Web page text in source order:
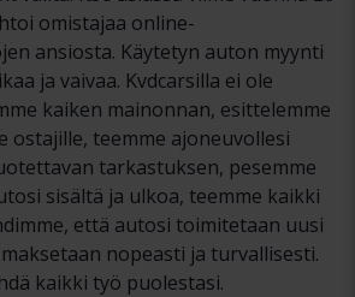
omistajaa online-
ansiosta. Käytetyn auton myynti
ja vaivaa. Kvdcarsilla ei ole
kaiken mainonnan, esittelemme
ostajille, teemme ajoneuvollesi
tarkastuksen, pesemme
sisältä ja ulkoa, teemme kaikki
että autosi toimitetaan uusi
nopeasti ja turvallisesti.
kaikki työ puolestasi.